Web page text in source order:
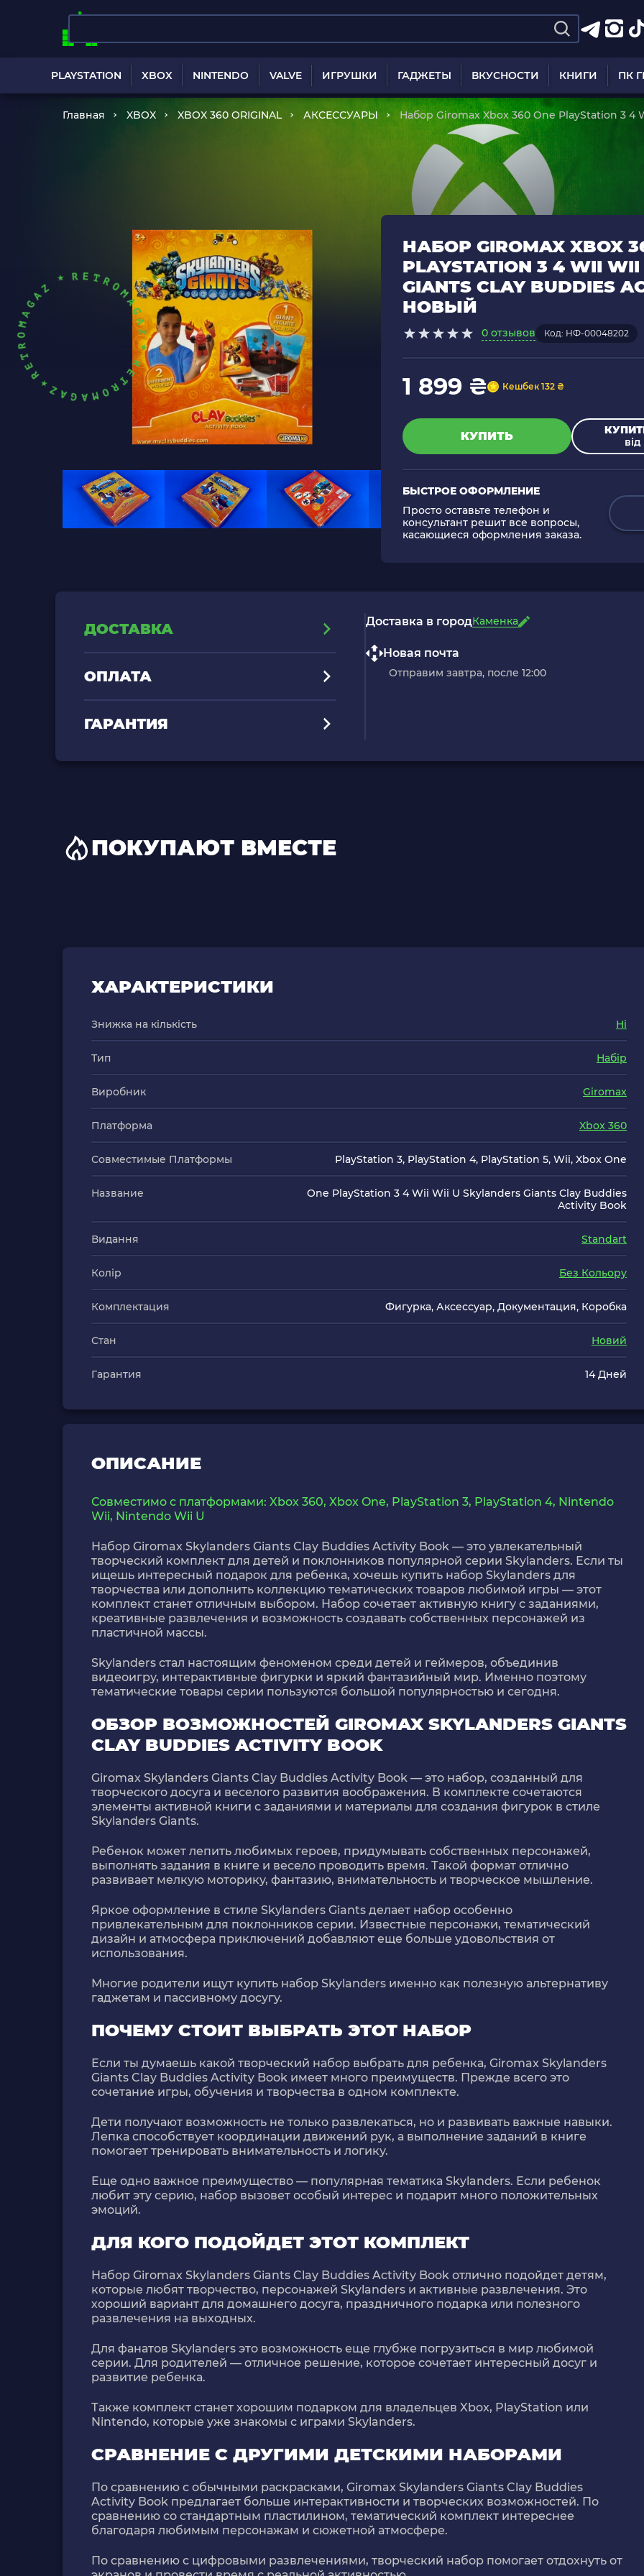
PLAYSTATION XBOX NINTENDO VALVE ИГРУШКИ ГАДЖЕТЫ ВКУСНОСТИ КНИГИ ПК
Главная XBOX XBOX 360 ORIGINAL АКСЕССУАРЫ
Набор Giromax Xbox 360 One PlayStation 3 4
Buddies Activity Book Новый
НАБОР GIROMAX XBOX
PLAYSTATION 3 4 WII WII
GIANTS CLAY BUDDIES
НОВЫЙ
0 отзывов Код: НФ-00048202
1 899 ₴ Кешбек 132 ₴
КУПИТЬ
БЫСТРОЕ ОФОРМЛЕНИЕ
Просто оставьте телефон и
консультант решит все вопросы,
касающиеся оформления заказа.
ДОСТАВКА
ОПЛАТА
ГАРАНТИЯ
Доставка в городКаменка
Новая почта
Отправим завтра, после 12:00
ПОКУПАЮТ ВМЕСТЕ
ХАРАКТЕРИСТИКИ
Знижка на кількість Ні
Тип Набір
Виробник Giromax
Платформа Xbox 360
Совместимые Платформы PlayStation 3, PlayStation 4, PlayStation 5, Wii, Xbox One
Название
One PlayStation 3 4 Wii Wii U Skylanders Giants Clay Buddies
Activity Book
Видання Standart
Колір Без Кольору
Комплектация Фигурка, Аксессуар, Документация, Коробка
Стан Новий
Гарантия 14 Дней
ОПИСАНИЕ
Совместимо с платформами: Xbox 360, Xbox One, PlayStation 3, PlayStation 4, Nintendo
Wii, Nintendo Wii U
Набор Giromax Skylanders Giants Clay Buddies Activity Book — это увлекательный
творческий комплект для детей и поклонников популярной серии Skylanders. Если ты
ищешь интересный подарок для ребенка, хочешь купить набор Skylanders для
творчества или дополнить коллекцию тематических товаров любимой игры — этот
комплект станет отличным выбором. Набор сочетает активную книгу с заданиями,
креативные развлечения и возможность создавать собственных персонажей из
пластичной массы.
Skylanders стал настоящим феноменом среди детей и геймеров, объединив
видеоигру, интерактивные фигурки и яркий фантазийный мир. Именно поэтому
тематические товары серии пользуются большой популярностью и сегодня.
ОБЗОР ВОЗМОЖНОСТЕЙ GIROMAX SKYLANDERS GIANTS
CLAY BUDDIES ACTIVITY BOOK
Giromax Skylanders Giants Clay Buddies Activity Book — это набор, созданный для
творческого досуга и веселого развития воображения. В комплекте сочетаются
элементы активной книги с заданиями и материалы для создания фигурок в стиле
Skylanders Giants.
Ребенок может лепить любимых героев, придумывать собственных персонажей,
выполнять задания в книге и весело проводить время. Такой формат отлично
развивает мелкую моторику, фантазию, внимательность и творческое мышление.
Яркое оформление в стиле Skylanders Giants делает набор особенно
привлекательным для поклонников серии. Известные персонажи, тематический
дизайн и атмосфера приключений добавляют еще больше удовольствия от
использования.
Многие родители ищут купить набор Skylanders именно как полезную альтернативу
гаджетам и пассивному досугу.
ПОЧЕМУ СТОИТ ВЫБРАТЬ ЭТОТ НАБОР
Если ты думаешь какой творческий набор выбрать для ребенка, Giromax Skylanders
Giants Clay Buddies Activity Book имеет много преимуществ. Прежде всего это
сочетание игры, обучения и творчества в одном комплекте.
Дети получают возможность не только развлекаться, но и развивать важные навыки.
Лепка способствует координации движений рук, а выполнение заданий в книге
помогает тренировать внимательность и логику.
Еще одно важное преимущество — популярная тематика Skylanders. Если ребенок
любит эту серию, набор вызовет особый интерес и подарит много положительных
эмоций.
ДЛЯ КОГО ПОДОЙДЕТ ЭТОТ КОМПЛЕКТ
Набор Giromax Skylanders Giants Clay Buddies Activity Book отлично подойдет детям,
которые любят творчество, персонажей Skylanders и активные развлечения. Это
хороший вариант для домашнего досуга, праздничного подарка или полезного
развлечения на выходных.
Для фанатов Skylanders это возможность еще глубже погрузиться в мир любимой
серии. Для родителей — отличное решение, которое сочетает интересный досуг и
развитие ребенка.
Также комплект станет хорошим подарком для владельцев Xbox, PlayStation или
Nintendo, которые уже знакомы с играми Skylanders.
СРАВНЕНИЕ С ДРУГИМИ ДЕТСКИМИ НАБОРАМИ
По сравнению с обычными раскрасками, Giromax Skylanders Giants Clay Buddies
Activity Book предлагает больше интерактивности и творческих возможностей. По
сравнению со стандартным пластилином, тематический комплект интереснее
благодаря любимым персонажам и сюжетной атмосфере.
По сравнению с цифровыми развлечениями, творческий набор помогает отдохнуть от